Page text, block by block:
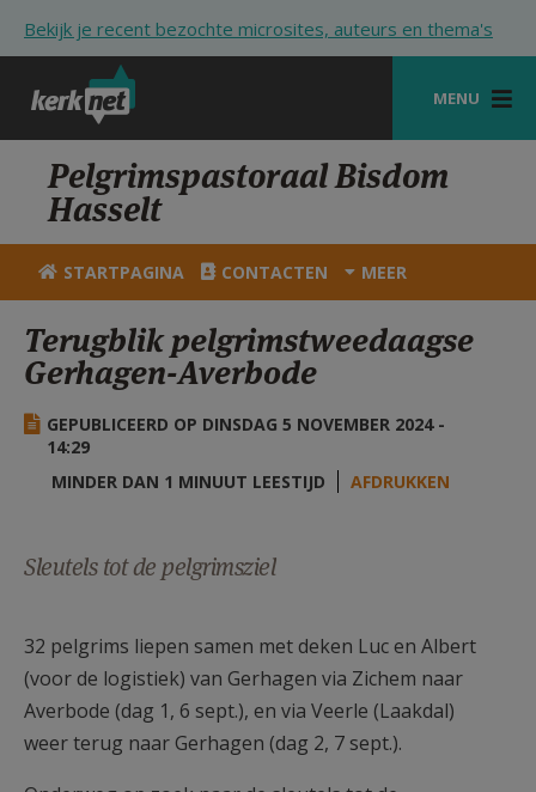
Bekijk je recent bezochte microsites, auteurs en thema's
MENU
STARTPAGINA
KERK
VIERINGEN
ZOEKEN
HULP
STARTPAGINA PORTAAL
AANMELDEN OF REGISTREREN
Pelgrimspastoraal Bisdom
Hasselt
STARTPAGINA CONTACTEN MEER
Terugblik pelgrimstweedaagse
Gerhagen-Averbode
GEPUBLICEERD OP DINSDAG 5 NOVEMBER 2024 -
14:29
MINDER DAN 1 MINUUT LEESTIJD
AFDRUKKEN
Sleutels tot de pelgrimsziel
32 pelgrims liepen samen met deken Luc en Albert
(voor de logistiek) van Gerhagen via Zichem naar
Averbode (dag 1, 6 sept.), en via Veerle (Laakdal)
weer terug naar Gerhagen (dag 2, 7 sept.).